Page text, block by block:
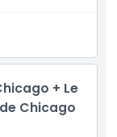
+ Le
Chicago